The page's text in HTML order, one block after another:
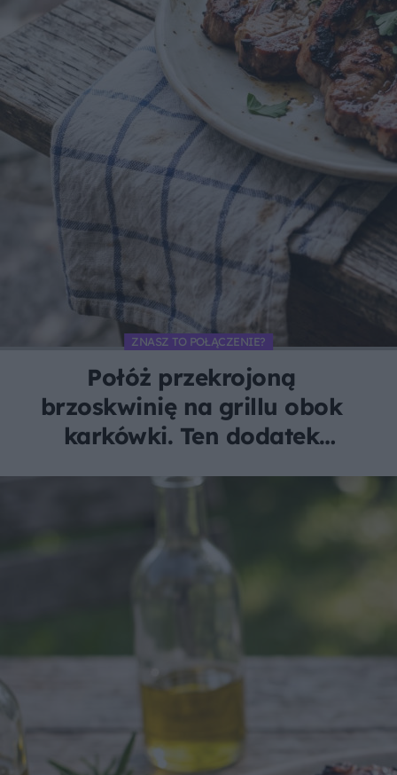
ZNASZ TO POŁĄCZENIE?
Połóż przekrojoną
brzoskwinię na grillu obok
karkówki. Ten dodatek